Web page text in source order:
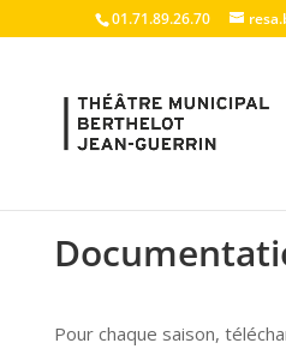
01.71.89.26.70
Pour chaque saison,